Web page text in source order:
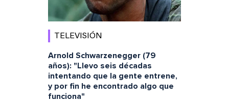
TELEVISIÓN
Arnold Schwarzenegger (79
años): "Llevo seis décadas
intentando que la gente entrene,
y por fin he encontrado algo que
funciona"